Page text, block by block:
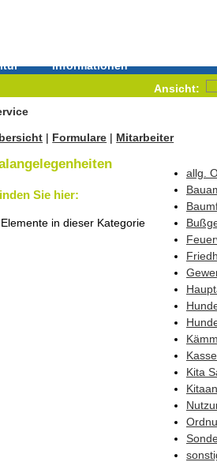
Informationen
Ansicht:
| Formulare | Mitarbeiter
allg.
Kasse
Kita
Sie hier:
in dieser Kategorie